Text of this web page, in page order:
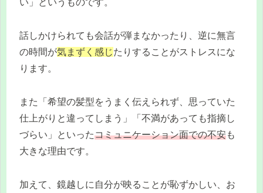
い」というものです。
話しかけられても会話が弾まなかったり、逆に無言
の時間が気まずく感じたりすることがストレスにな
ります。
また「希望の髪型をうまく伝えられず、思っていた
仕上がりと違ってしまう」「不満があっても指摘し
づらい」といったコミュニケーション面での不安も
大きな理由です。
加えて、鏡越しに自分が映ることが恥ずかしい、お